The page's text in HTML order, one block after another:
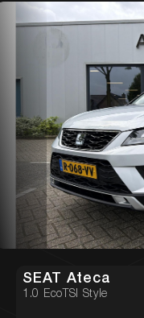
SEAT Ateca
1.0 EcoTSI Style